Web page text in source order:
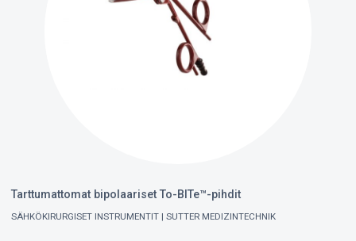
Tarttumattomat bipolaariset To-BITe™-pihdit
SÄHKÖKIRURGISET INSTRUMENTIT SUTTER MEDIZINTECHNIK